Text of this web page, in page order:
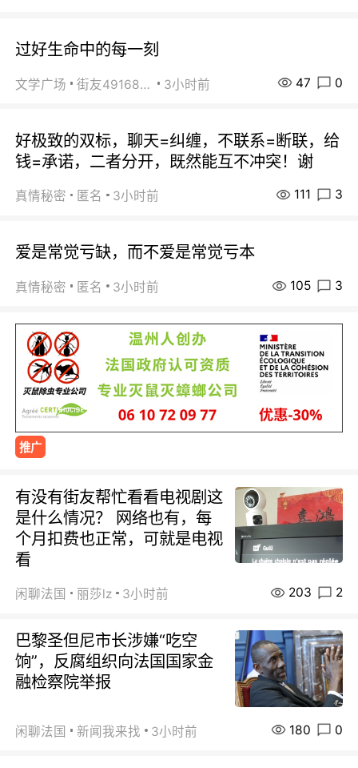
过好生命中的每一刻
文学广场 街友49168527 3小时前 47 0
好极致的双标，聊天=纠缠，不联系=断联，给
钱=承诺，二者分开，既然能互不冲突！谢
真情秘密 匿名 3小时前 111 3
爱是常觉亏缺，而不爱是常觉亏本
真情秘密 匿名 3小时前 105 3
推广
有没有街友帮忙看看电视剧这
是什么情况？ 网络也有，每
个月扣费也正常，可就是电视
看
闲聊法国 丽莎lz 3小时前 203 2
巴黎圣但尼市长涉嫌“吃空
饷”，反腐组织向法国国家金
融检察院举报
闲聊法国 新闻我来找 3小时前 180 0